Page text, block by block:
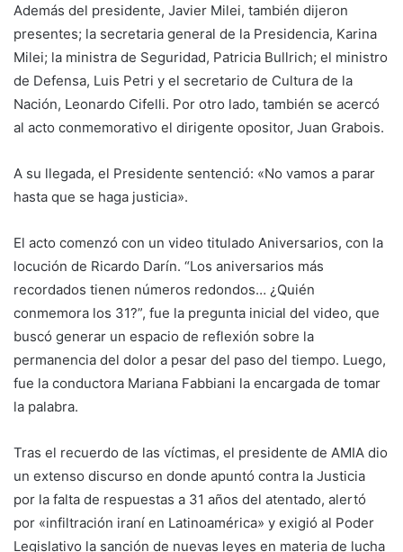
Además del presidente, Javier Milei, también dijeron
presentes; la secretaria general de la Presidencia, Karina
Milei; la ministra de Seguridad, Patricia Bullrich; el ministro
de Defensa, Luis Petri y el secretario de Cultura de la
Nación, Leonardo Cifelli. Por otro lado, también se acercó
al acto conmemorativo el dirigente opositor, Juan Grabois.
A su llegada, el Presidente sentenció: «No vamos a parar
hasta que se haga justicia».
El acto comenzó con un video titulado Aniversarios, con la
locución de Ricardo Darín. “Los aniversarios más
recordados tienen números redondos… ¿Quién
conmemora los 31?”, fue la pregunta inicial del video, que
buscó generar un espacio de reflexión sobre la
permanencia del dolor a pesar del paso del tiempo. Luego,
fue la conductora Mariana Fabbiani la encargada de tomar
la palabra.
Tras el recuerdo de las víctimas, el presidente de AMIA dio
un extenso discurso en donde apuntó contra la Justicia
por la falta de respuestas a 31 años del atentado, alertó
por «infiltración iraní en Latinoamérica» y exigió al Poder
Legislativo la sanción de nuevas leyes en materia de lucha